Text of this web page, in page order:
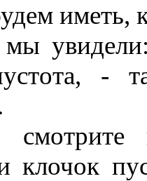
иметь,
увидели:
-
клочок